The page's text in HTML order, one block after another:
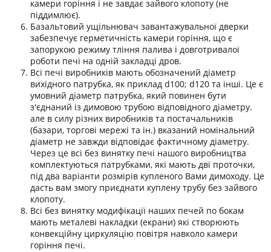
камери горіння і не завдає зайвого клопоту (не
піддимлює).
Базальтовий ущільнювач завантажувальної дверки
забезпечує герметичність камери горіння, що є
запорукою режиму тління палива і довготривалої
роботи печі на одній закладці дров.
Всі печі виробників мають обозначений діаметр
вихідного патрубка, як приклад d100; d120 та інші. Це є
умовний діаметр патрубка, який повинен бути
з'єднаний із димовою трубою відповідного діаметру.
але в силу різних виробників та постачальників
(базари, торгові мережі та ін.) вказаний номінальний
діаметр не завжди відповідає фактичному діаметру.
Через це всі без винятку печі нашого виробництва
комплектуються патрубками, які мають дві проточки,
під два варіанти розмірів купленого Вами димоходу. Це
дасть вам змогу приєднати куплену трубу без зайвого
клопоту.
Всі без винятку модифікації наших печей по бокам
мають металеві накладки (екрани) які створюють
конвекційну циркуляцію повітря навколо камери
горіння печі.